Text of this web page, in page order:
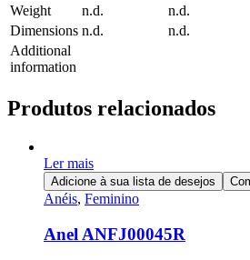
Weight
n.d. n.d.
Dimensions n.d. n.d.
Additional
information
Produtos relacionados
Ler mais
Adicione à sua lista de desejos
Anéis, Feminino
Anel ANFJ00045R